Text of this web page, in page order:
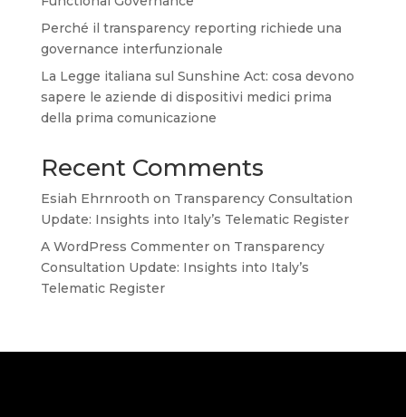
Perché il transparency reporting richiede una
governance interfunzionale
La Legge italiana sul Sunshine Act: cosa devono
sapere le aziende di dispositivi medici prima
della prima comunicazione
Recent Comments
Esiah Ehrnrooth on Transparency Consultation
Update: Insights into Italy’s Telematic Register
A WordPress Commenteron Transparency
Consultation Update: Insights into Italy’s
Telematic Register